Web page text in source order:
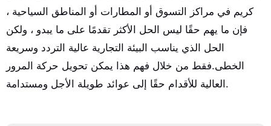
كريم في مراكز التسوق أو المطارات أو المناطق السياحية ،
فإن ما يهم حقًا ليس الحل الأكثر تقدمًا على ما يبدو ، ولكن
الحل الذي يناسب البيئة التجارية عالية التردد وسريعة
الخطى.فقط من خلال فهم هذا يمكن تحويل حركة المرور
العالية للأقدام حقًا إلى عوائد طويلة الأجل ومستدامة.